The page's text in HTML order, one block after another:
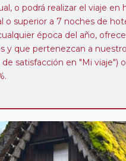
o podrá realizar el viaje
o superior a 7 noches de
época del año,
y que pertenezcan a
satisfacción en "Mi viaje")